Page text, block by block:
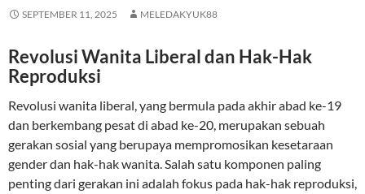
SEPTEMBER 11, 2025 MELEDAKYUK88
Revolusi Wanita Liberal dan Hak-Hak
Reproduksi
Revolusi wanita liberal, yang bermula pada akhir abad ke-19
dan berkembang pesat di abad ke-20, merupakan sebuah
gerakan sosial yang berupaya mempromosikan kesetaraan
gender dan hak-hak wanita. Salah satu komponen paling
penting dari gerakan ini adalah fokus pada hak-hak reproduksi,